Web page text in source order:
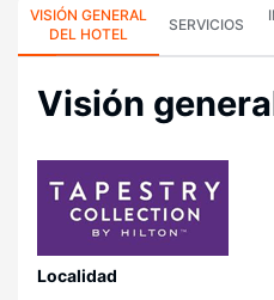
VISIÓN GENERAL
DEL HOTEL
SERVICIOS
Visión
Localidad